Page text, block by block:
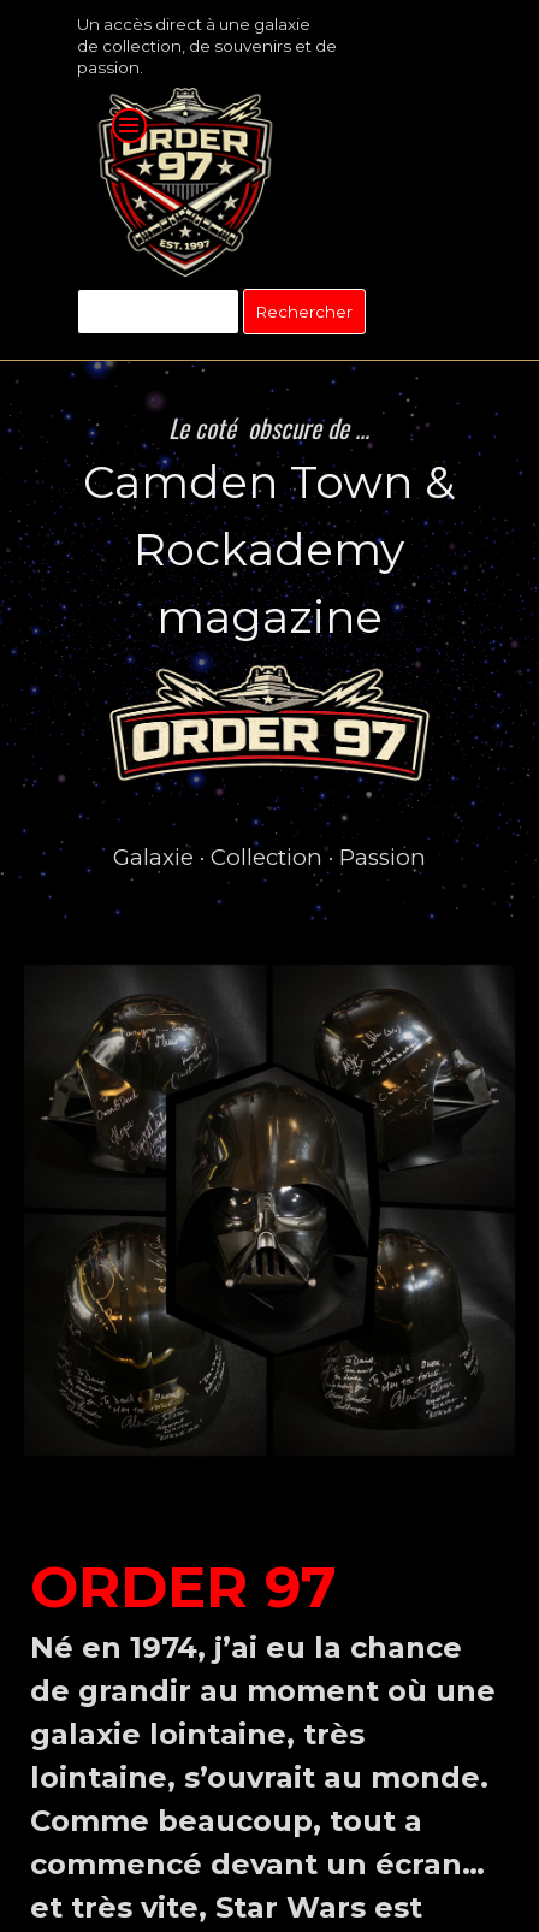
Un accès direct à une galaxie
de collection, de souvenirs et de
passion.
Rechercher
Le coté obscure de ...
Camden Town &
Rockademy
magazine
Galaxie · Collection · Passion
ORDER 97
Né en 1974, j’ai eu la chance
de grandir au moment où une
galaxie lointaine, très
lointaine, s’ouvrait au monde.
Comme beaucoup, tout a
commencé devant un écran…
et très vite, Star Wars est